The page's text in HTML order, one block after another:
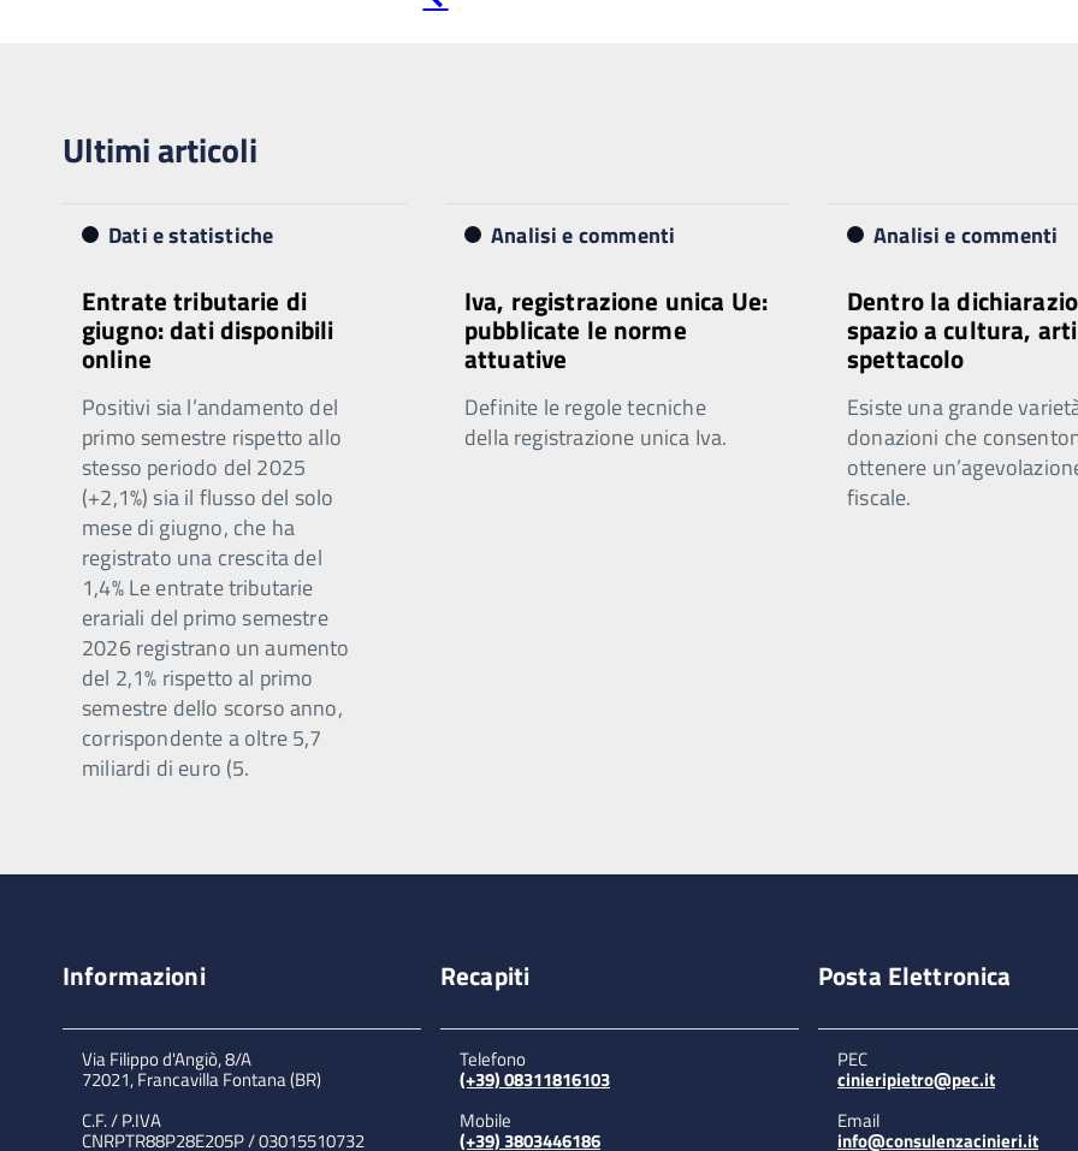
precedente
Ultimi articoli
Dati e statistiche
Entrate tributarie di
giugno: dati disponibili
online
Positivi sia l’andamento del
primo semestre rispetto allo
stesso periodo del 2025
(+2,1%) sia il flusso del solo
mese di giugno, che ha
registrato una crescita del
1,4% Le entrate tributarie
erariali del primo semestre
2026 registrano un aumento
del 2,1% rispetto al primo
semestre dello scorso anno,
corrispondente a oltre 5,7
miliardi di euro (5.
Analisi e commenti
Iva, registrazione unica Ue:
pubblicate le norme
attuative
Definite le regole tecniche
della registrazione unica Iva.
Analisi e commenti
Dentro la
spazio a cultura,
spettacolo
Esiste una grande
donazioni che
ottenere
fiscale.
Informazioni
Via Filippo d'Angiò, 8/A
72021, Francavilla Fontana (BR)
C.F. / P.IVA
CNRPTR88P28E205P / 03015510732
Recapiti
Telefono
(+39) 08311816103
Mobile
(+39) 3803446186
Posta Elettronica
PEC
cinieripietro@pec.it
Email
info@consulenzacinieri.it